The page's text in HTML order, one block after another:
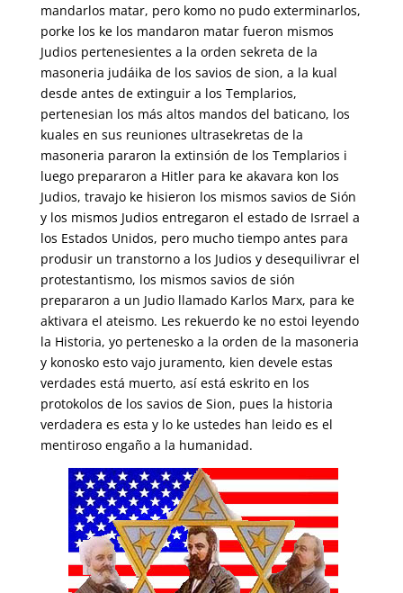
mandarlos matar, pero komo no pudo exterminarlos,
porke los ke los mandaron matar fueron mismos
Judios pertenesientes a la orden sekreta de la
masoneria judáika de los savios de sion, a la kual
desde antes de extinguir a los Templarios,
pertenesian los más altos mandos del baticano, los
kuales en sus reuniones ultrasekretas de la
masoneria pararon la extinsión de los Templarios i
luego prepararon a Hitler para ke akavara kon los
Judios, travajo ke hisieron los mismos savios de Sión
y los mismos Judios entregaron el estado de Isrrael a
los Estados Unidos, pero mucho tiempo antes para
produsir un transtorno a los Judios y desequilivrar el
protestantismo, los mismos savios de sión
prepararon a un Judio llamado Karlos Marx, para ke
aktivara el ateismo. Les rekuerdo ke no estoi leyendo
la Historia, yo pertenesko a la orden de la masoneria
y konosko esto vajo juramento, kien devele estas
verdades está muerto, así está eskrito en los
protokolos de los savios de Sion, pues la historia
verdadera es esta y lo ke ustedes han leido es el
mentiroso engaño a la humanidad.